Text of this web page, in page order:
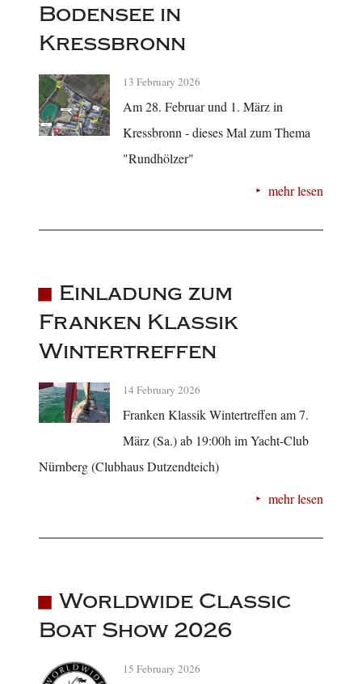
Bodensee in
Kressbronn
13 February 2026
Am 28. Februar und 1. März in
Kressbronn - dieses Mal zum Thema
"Rundhölzer"
mehr lesen
Einladung zum
Franken Klassik
Wintertreffen
14 February 2026
Franken Klassik Wintertreffen am 7.
März (Sa.) ab 19:00h im Yacht-Club
Nürnberg (Clubhaus Dutzendteich)
mehr lesen
Worldwide Classic
Boat Show 2026
15 February 2026